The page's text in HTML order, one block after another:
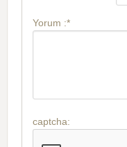
Yorum :*
captcha: